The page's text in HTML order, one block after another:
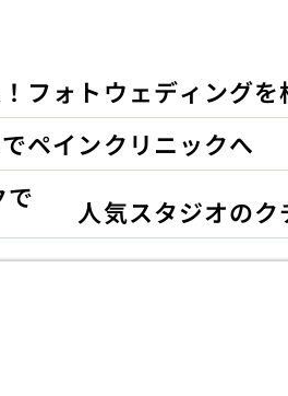
フォトウェディング
ペインクリニックへ
で
人気スタジオの